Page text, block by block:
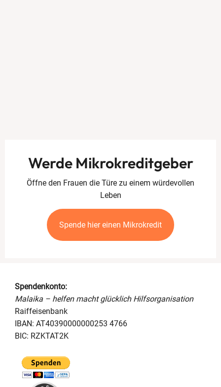
Werde Mikrokreditgeber
Öffne den Frauen die Türe zu einem würdevollen
Leben
Spende hier einen Mikrokredit
Spendenkonto:
Malaika – helfen macht glücklich Hilfsorganisation
Raiffeisenbank
IBAN: AT40390000000253 4766
BIC: RZKTAT2K